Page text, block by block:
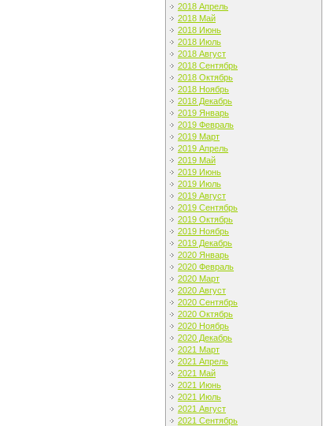
2018 Апрель
2018 Май
2018 Июнь
2018 Июль
2018 Август
2018 Сентябрь
2018 Октябрь
2018 Ноябрь
2018 Декабрь
2019 Январь
2019 Февраль
2019 Март
2019 Апрель
2019 Май
2019 Июнь
2019 Июль
2019 Август
2019 Сентябрь
2019 Октябрь
2019 Ноябрь
2019 Декабрь
2020 Январь
2020 Февраль
2020 Март
2020 Август
2020 Сентябрь
2020 Октябрь
2020 Ноябрь
2020 Декабрь
2021 Март
2021 Апрель
2021 Май
2021 Июнь
2021 Июль
2021 Август
2021 Сентябрь